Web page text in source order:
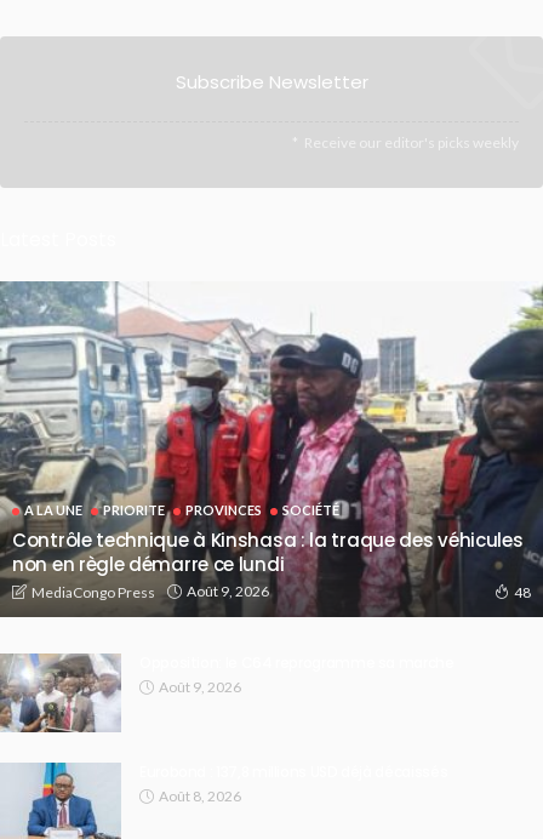
Subscribe Newsletter
Receive our editor's picks weekly
A LA UNE PRIORITE PROVINCES SOCIÉTÉ
Contrôle technique à Kinshasa : la traque des véhicules
non en règle démarre ce lundi
MediaCongo Press Août 9, 2026 48
Août 9, 2026
Août 8, 2026